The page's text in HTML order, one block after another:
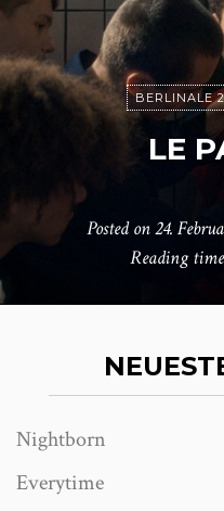
BERLINALE
LE
Posted on24.
Reading time
Nightborn
Everytime